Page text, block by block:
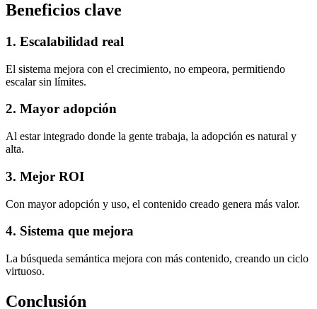
Beneficios clave
1. Escalabilidad real
El sistema mejora con el crecimiento, no empeora, permitiendo
escalar sin límites.
2. Mayor adopción
Al estar integrado donde la gente trabaja, la adopción es natural y
alta.
3. Mejor ROI
Con mayor adopción y uso, el contenido creado genera más valor.
4. Sistema que mejora
La búsqueda semántica mejora con más contenido, creando un ciclo
virtuoso.
Conclusión